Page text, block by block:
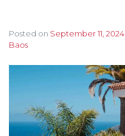
Posted on September 11, 2024
Baos